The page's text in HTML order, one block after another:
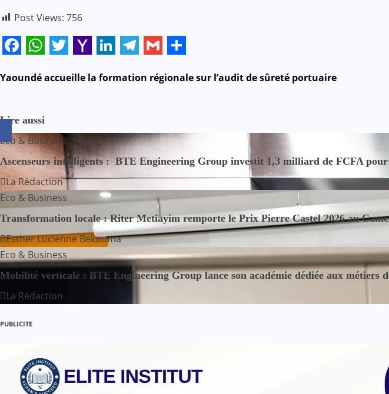
Post Views: 756
Mail
N
i
g
a
t
i
o
n
d
Yaoundé accueille la formation régionale sur l’audit de sûreté portuaire
Lire aussi
Eco & Business
Ascenseurs intelligents : BTE Engineering Group investit 1,3 milliard de FCFA
La Rédaction
Eco & Business
Transformation locale : Riter Metiayim remporte le Prix Pierre Castel 2026 au
Esther Lucienne Bekouma
Eco & Business
Mobilité verticale : BTE Engineering Group lance son académie dédiée aux métiers
La Rédaction
PUBLICITE